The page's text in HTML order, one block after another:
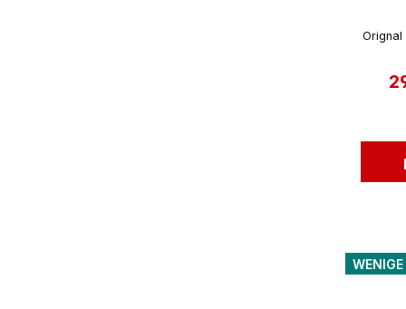
Orignal
WENIGE